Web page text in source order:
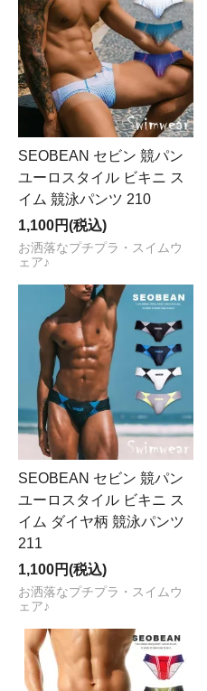
SEOBEAN セビン 競パン
ユーロスタイル ビキニ ス
イム 競泳パンツ 210
1,100円(税込)
お洒落なプチプラ・スイムウ
ェア♪
SEOBEAN セビン 競パン
ユーロスタイル ビキニ ス
イム ダイヤ柄 競泳パンツ
211
1,100円(税込)
お洒落なプチプラ・スイムウ
ェア♪